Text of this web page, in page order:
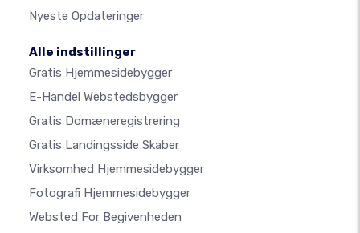
Nyeste Opdateringer
Alle indstillinger
Gratis Hjemmesidebygger
E-Handel Webstedsbygger
Gratis Domæneregistrering
Gratis Landingsside Skaber
Virksomhed Hjemmesidebygger
Fotografi Hjemmesidebygger
Websted For Begivenheden